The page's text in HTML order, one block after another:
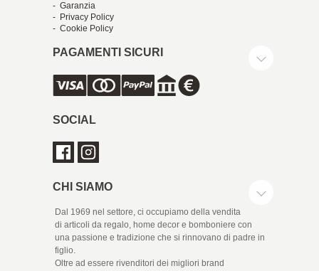
- Garanzia
- Privacy Policy
- Cookie Policy
PAGAMENTI SICURI
SOCIAL
CHI SIAMO
Dal 1969 nel settore, ci occupiamo della vendita
di articoli da regalo, home decor e bomboniere con
una passione e tradizione che si rinnovano di padre in
figlio.
Oltre ad essere rivenditori dei migliori brand